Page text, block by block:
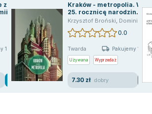
z
10.08
Kraków - metropolia. W
25. rocznicę narodzin
samorządu terytorialnego
w III Rzeczypospolitej
Krzysztof Broński, Dominika Hołuj
0.0
Twarda Pakujemy 10.08
Używana Wyprzedaż
7.30 zł dobry